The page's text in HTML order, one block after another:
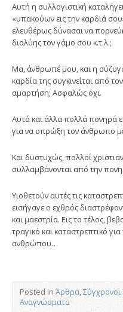
Αυτή η συλλογιστική
«υπακούων εις την καρδιά
ελευθέρως δύνασαι να
διαλύης τον γάμο σου κ.τ.λ.;
Μα, άνθρωπέ μου, και η
καρδία της συγκινείται από
αμαρτήση; Ασφαλώς όχι.
Αυτά και άλλα πολλά πονηρά
για να σπρώξη τον άνθρωπο
Και δυστυχώς, πολλοί
συλλαμβάνονται από την
Υιοθετούν αυτές τις
εισήγαγε ο εχθρός
και μαεστρία. Εις το τέλος,
τραγικό και καταστρεπτικό
ανθρώπου…
Posted in Άρθρα,
Αναγνώσματα